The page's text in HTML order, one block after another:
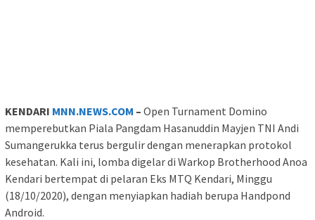
KENDARI MNN.NEWS.COM – Open Turnament Domino
memperebutkan Piala Pangdam Hasanuddin Mayjen TNI Andi
Sumangerukka terus bergulir dengan menerapkan protokol
kesehatan. Kali ini, lomba digelar di Warkop Brotherhood Anoa
Kendari bertempat di pelaran Eks MTQ Kendari, Minggu
(18/10/2020), dengan menyiapkan hadiah berupa Handpond
Android.